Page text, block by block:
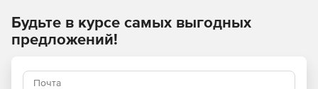
нефтегазовое, химическое и т.д.), приборостроение,
авиастроение, судостроение, станкостроение,
гражданское строительство, товары народного
Будьте в курсе самых выгодных
предложений!